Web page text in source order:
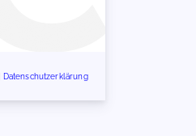
Datenschutzerklärung